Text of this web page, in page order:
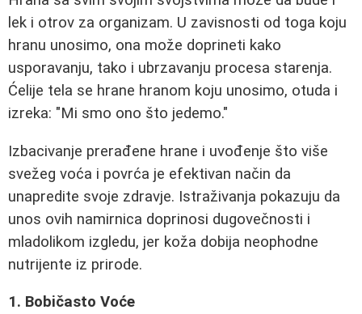
lek i otrov za organizam. U zavisnosti od toga koju
hranu unosimo, ona može doprineti kako
usporavanju, tako i ubrzavanju procesa starenja.
Ćelije tela se hrane hranom koju unosimo, otuda i
izreka: "Mi smo ono što jedemo."
Izbacivanje prerađene hrane i uvođenje što više
svežeg voća i povrća je efektivan način da
unapredite svoje zdravje. Istraživanja pokazuju da
unos ovih namirnica doprinosi dugovečnosti i
mladolikom izgledu, jer koža dobija neophodne
nutrijente iz prirode.
1. Bobičasto Voće